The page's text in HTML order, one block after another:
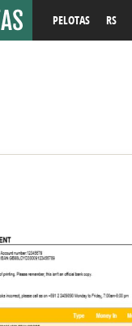
PELOTAS RS